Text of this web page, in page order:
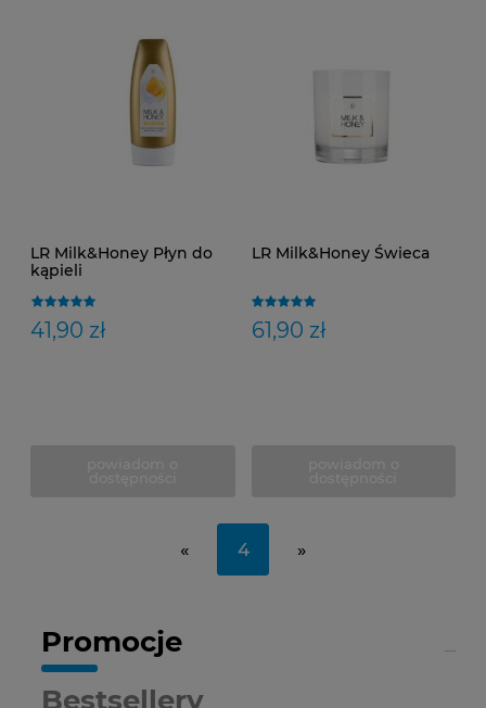
LR Milk&Honey Płyn do
kąpieli
41,90 zł
LR Milk&Honey Świeca
61,90 zł
« 4 »
Promocje
Bestsellery